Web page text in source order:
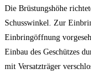
Die Brüstungshöhe
Schusswinkel. Zur
Einbringöffnung
Einbau des Geschützes
mit Versatzträger